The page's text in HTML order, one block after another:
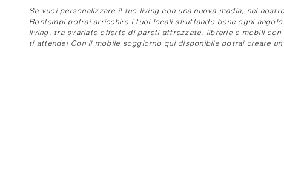
Se vuoi personalizzare il tuo living con una nuova madia, nel
Bontempi potrai arricchire i tuoi locali sfruttando bene ogni
living, tra svariate offerte di pareti attrezzate, librerie e mobili
ti attende! Con il mobile soggiorno qui disponibile potrai creare